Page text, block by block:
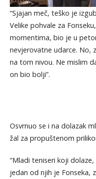
“Sjajan meč, teško je
Velike pohvale za
momentima, bio je u
nevjerovatne udarce. No,
na tom nivou. Ne mislim
on bio bolji”.
Osvrnuo se i na dolazak
žal za propuštenom
“Mladi teniseri koji
jedan od njih je Fonseka,